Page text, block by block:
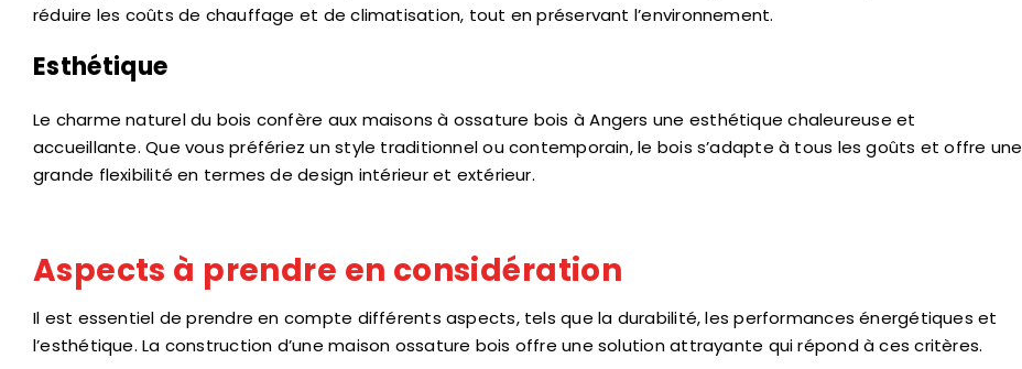
réduire les coûts de chauffage et de climatisation, tout en préservant l’environnement.
Esthétique
Le charme naturel du bois confère aux maisons à ossature bois à Angers une esthétique chaleureuse et
accueillante. Que vous préfériez un style traditionnel ou contemporain, le bois s’adapte à tous les goûts et offre une
grande flexibilité en termes de design intérieur et extérieur.
Aspects à prendre en considération
Il est essentiel de prendre en compte différents aspects, tels que la durabilité, les performances énergétiques et
l’esthétique. La construction d’une maison ossature bois offre une solution attrayante qui répond à ces critères.